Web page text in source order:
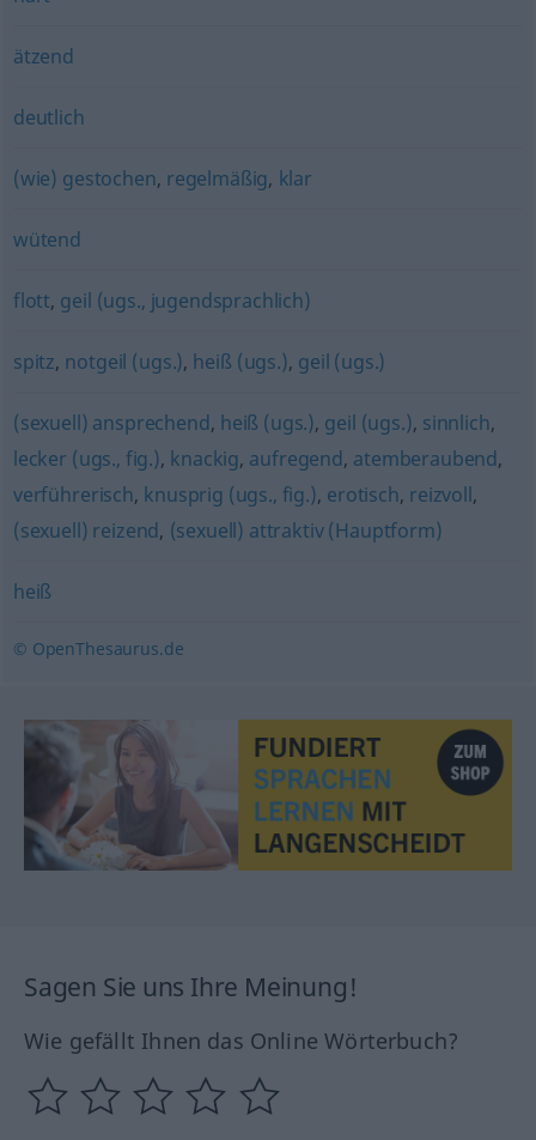
ätzend
deutlich
(wie) gestochen, regelmäßig, klar
wütend
flott, geil (ugs., jugendsprachlich)
spitz, notgeil (ugs.), heiß (ugs.), geil (ugs.)
(sexuell) ansprechend, heiß (ugs.), geil (ugs.), sinnlich,
lecker (ugs., fig.), knackig, aufregend, atemberaubend,
verführerisch, knusprig (ugs., fig.), erotisch, reizvoll,
(sexuell) reizend, (sexuell) attraktiv (Hauptform)
heiß
© OpenThesaurus.de
Sagen Sie uns Ihre Meinung!
Wie gefällt Ihnen das Online Wörterbuch?